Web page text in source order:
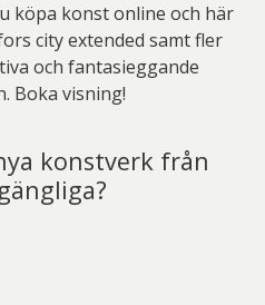
köpa konst online och här
city extended samt fler
och fantasieggande
Boka visning!
konstverk från